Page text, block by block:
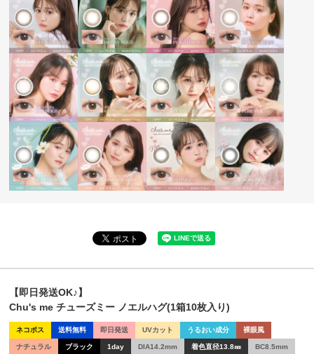
【即日発送OK♪】
Chu's me チューズミー ノエルハグ(1箱10枚入り)
ネコポス 送料無料 即日発送 UVカット うるおい成分 裸眼風
ナチュラル ブラック 1day DIA14.2mm 着色直径13.8㎜ BC8.5mm